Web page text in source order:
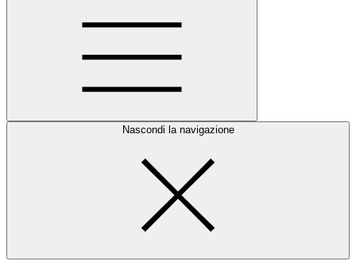
Nascondi la navigazione